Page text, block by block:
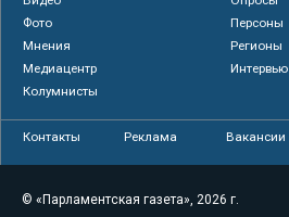
Фото
Персоны
Мнения
Регионы
Медиацентр
Интервью
Колумнисты
Контакты Реклама Вакансии
© «Парламентская газета», 2026 г.